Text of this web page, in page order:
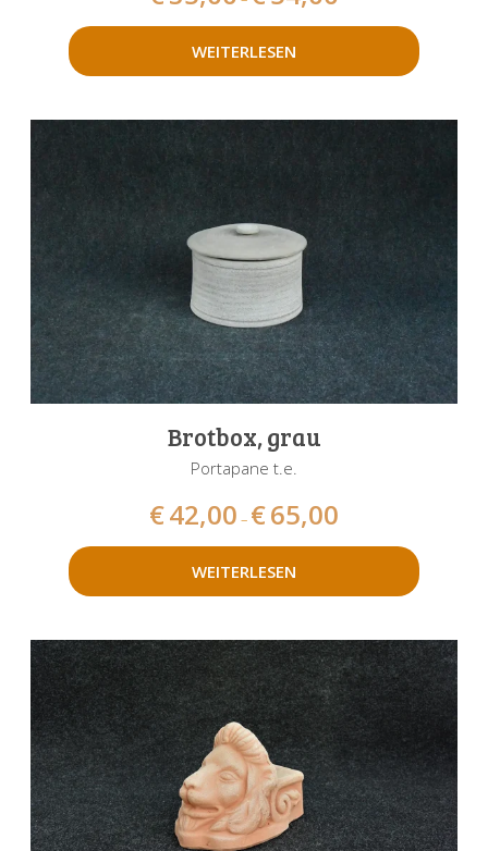
WEITERLESEN
Brotbox, grau
Portapane t.e.
€42,00 – €65,00
WEITERLESEN